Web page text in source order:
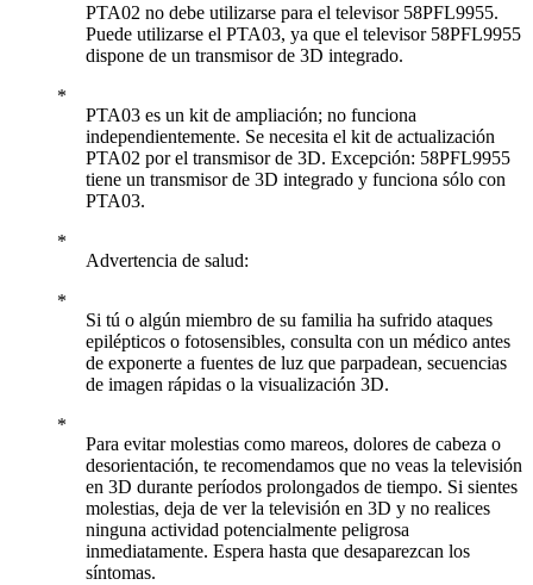
PTA02 no debe utilizarse para el televisor 58PFL9955.
Puede utilizarse el PTA03, ya que el televisor 58PFL9955
dispone de un transmisor de 3D integrado.
PTA03 es un kit de ampliación; no funciona
independientemente. Se necesita el kit de actualización
PTA02 por el transmisor de 3D. Excepción: 58PFL9955
tiene un transmisor de 3D integrado y funciona sólo con
PTA03.
Advertencia de salud:
Si tú o algún miembro de su familia ha sufrido ataques
epilépticos o fotosensibles, consulta con un médico antes
de exponerte a fuentes de luz que parpadean, secuencias
de imagen rápidas o la visualización 3D.
Para evitar molestias como mareos, dolores de cabeza o
desorientación, te recomendamos que no veas la televisión
en 3D durante períodos prolongados de tiempo. Si sientes
molestias, deja de ver la televisión en 3D y no realices
ninguna actividad potencialmente peligrosa
inmediatamente. Espera hasta que desaparezcan los
síntomas.